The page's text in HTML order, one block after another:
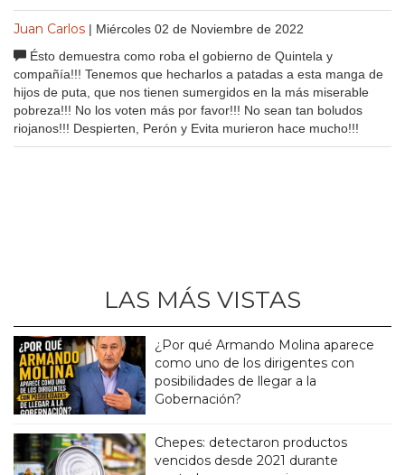
Juan Carlos | Miércoles 02 de Noviembre de 2022
Ésto demuestra como roba el gobierno de Quintela y
compañía!!! Tenemos que hecharlos a patadas a esta manga de
hijos de puta, que nos tienen sumergidos en la más miserable
pobreza!!! No los voten más por favor!!! No sean tan boludos
riojanos!!! Despierten, Perón y Evita murieron hace mucho!!!
LAS MÁS VISTAS
¿Por qué Armando Molina aparece
como uno de los dirigentes con
posibilidades de llegar a la
Gobernación?
Chepes: detectaron productos
vencidos desde 2021 durante